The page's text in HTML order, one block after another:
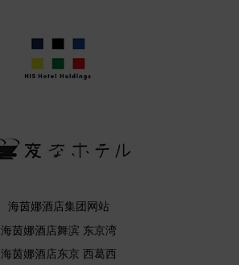
海茵娜酒店集团网站
海茵娜酒店舞滨 东京湾
海茵娜酒店东京 西葛西